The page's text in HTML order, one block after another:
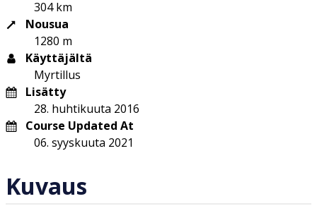
304 km
Nousua
1280 m
Käyttäjältä
Myrtillus
Lisätty
28. huhtikuuta 2016
Course Updated At
06. syyskuuta 2021
Kuvaus